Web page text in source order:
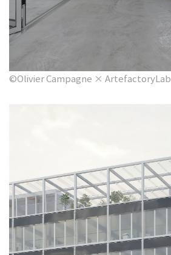
©Olivier Campagne × ArtefactoryLab